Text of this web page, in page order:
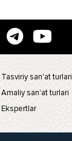
Tasviriy san'at turlari
Amaliy san'at turlari
Ekspertlar